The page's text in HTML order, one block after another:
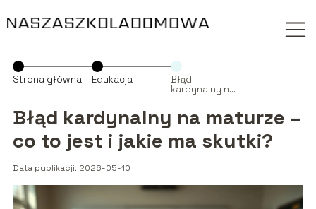
Strona główna Edukacja
Błąd
kardynalny na
ma skutki?
Błąd kardynalny na maturze –
co to jest i jakie ma skutki?
Data publikacji: 2026-05-10